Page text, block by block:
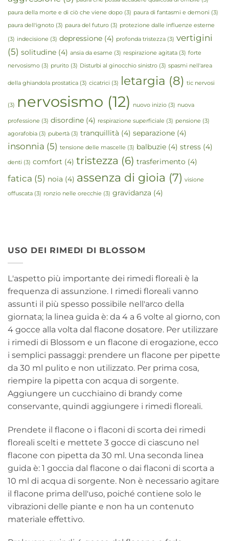
paura della morte e di ciò che viene dopo (3) paura di fantasmi e demoni (3)
paura dell'ignoto (3) paura del futuro (3) protezione dalle influenze esterne
(3) indecisione (3) depressione (4) profonda tristezza (3) vertigini
(5) solitudine (4) ansia da esame (3) respirazione agitata (3) forte
nervosismo (3) prurito (3) Disturbi al ginocchio sinistro (3) spasmi nell'area
della ghiandola prostatica (3) cicatrici (3) letargia (8) tic nervosi
(3) nervosismo (12) nuovo inizio (3) nuova
professione (3) disordine (4) respirazione superficiale (3) pensione (3)
agorafobia (3) pubertà (3) tranquillità (4) separazione (4)
insonnia (5) tensione delle mascelle (3) balbuzie (4) stress (4)
denti (3) comfort (4) tristezza (6) trasferimento (4)
fatica (5) noia (4) assenza di gioia (7) visione
offuscata (3) ronzio nelle orecchie (3) gravidanza (4)
USO DEI RIMEDI DI BLOSSOM
L'aspetto più importante dei rimedi floreali è la
frequenza di assunzione. I rimedi floreali vanno
assunti il più spesso possibile nell'arco della
giornata; la linea guida è: da 4 a 6 volte al giorno, con
4 gocce alla volta dal flacone dosatore. Per utilizzare
i rimedi di Blossom e un flacone di erogazione, ecco
i semplici passaggi: prendere un flacone per pipette
da 30 ml pulito e non utilizzato. Per prima cosa,
riempire la pipetta con acqua di sorgente.
Aggiungere un cucchiaino di brandy come
conservante, quindi aggiungere i rimedi floreali.
Prendete il flacone o i flaconi di scorta dei rimedi
floreali scelti e mettete 3 gocce di ciascuno nel
flacone con pipetta da 30 ml. Una seconda linea
guida è: 1 goccia dal flacone o dai flaconi di scorta a
10 ml di acqua di sorgente. Non è necessario agitare
il flacone prima dell'uso, poiché contiene solo le
vibrazioni delle piante e non ha un contenuto
materiale effettivo.